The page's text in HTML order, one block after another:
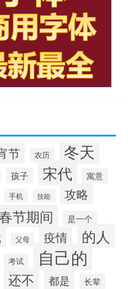
节 农历 冬天
孩子 宋代 寓意
手机 技能 攻略
节期间 是一个
父母 疫情 的人
考试 自己的
还不 都是 长辈